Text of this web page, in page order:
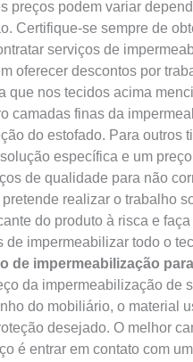
preços podem variar
Certifique-se sempre de
serviços de
oferecer descontos por
que nos tecidos acima
camadas finas da
do estofado. Para outros
específica e um
de qualidade para não
realizar o trabalho
do produto à risca e
de impermeabilizar todo o
de impermeabilização
da impermeabilização de
do mobiliário, o material
desejado. O melhor
é entrar em contato com